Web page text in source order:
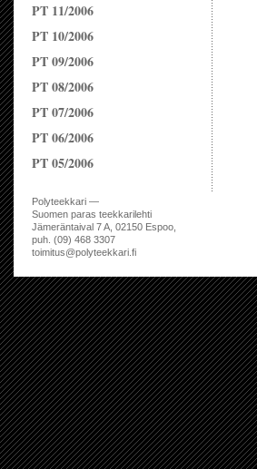
PT 11/2006
PT 10/2006
PT 09/2006
PT 08/2006
PT 07/2006
PT 06/2006
PT 05/2006
Polyteekkari —
Suomen paras teekkarilehti
Jämeräntaival 7 A, 02150 Espoo,
puh. (09) 468 3307
toimitus@polyteekkari.fi